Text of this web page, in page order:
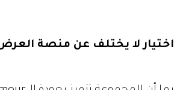
اختيار لا يختلف عن منصة